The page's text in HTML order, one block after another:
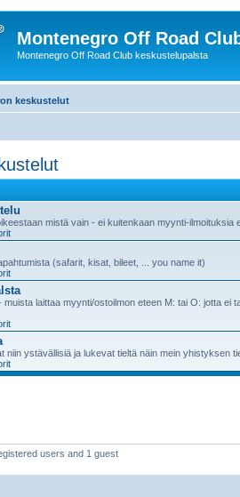
Montenegro Off Road
Montenegro Off Road Club keskustelupalsta
keskustelut
mistä vain - ei kuitenkaan myynti-ilmoituksia
(safarit, kisat, bileet, ... you name it)
muista laittaa myynti/ostoilmon eteen M: tai O: jotta ei
niin ystävällisiä ja lukevat tieltä näin mein yhistyksen
users and 1 guest